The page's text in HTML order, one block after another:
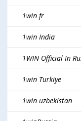
1win fr
1win India
1WIN Official In
1win Turkiye
1win uzbekistan